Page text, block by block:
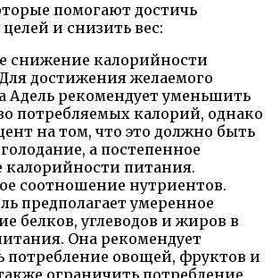
помогают достичь
и снизить вес:
снижение калорийности
достижения желаемого
Адель рекомендует уменьшить
потребляемых калорий, однако
на том, что это должно быть
а постепенное
калорийности питания.
соотношение нутриентов.
предполагает умеренное
белков, углеводов и жиров в
Она рекомендует
потребление овощей, фруктов и